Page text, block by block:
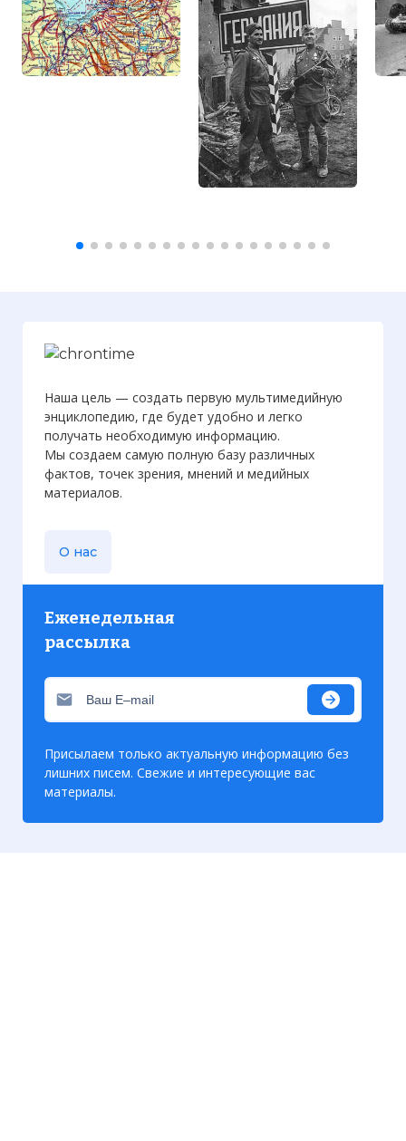
Наша цель — создать первую мультимедийную
энциклопедию, где будет удобно и легко
получать необходимую информацию.
Мы создаем самую полную базу различных
фактов, точек зрения, мнений и медийных
материалов.
О нас
Еженедельная
рассылка
Присылаем только актуальную информацию без
лишних писем. Свежие и интересующие вас
материалы.